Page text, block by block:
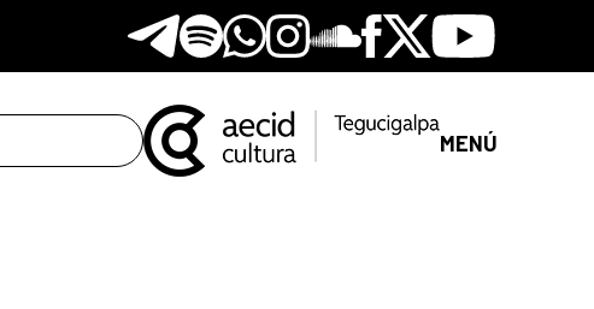
Telegram
SpotifyWhatsapp
Instagram
Soundclore
Facebook
X Youtube
MENÚ